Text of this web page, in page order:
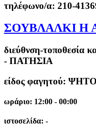
τηλέφωνο/α: 210-
ΣΟΥΒΛΑΛΚΙ Η
διεύθνση-τοποθεσία
- ΠΑΤΗΣΙΑ
είδος φαγητού:
ωράριο: 12:00 - 00:00
ιστοσελίδα: -